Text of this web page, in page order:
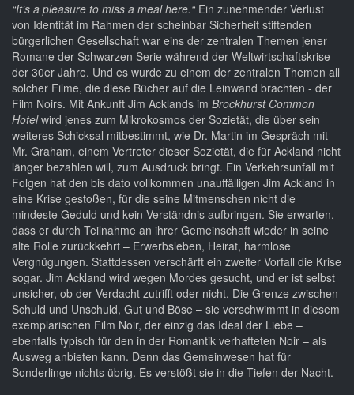
“It’s a pleasure to miss a meal here.“Ein zunehmender Verlust
von Identität im Rahmen der scheinbar Sicherheit stiftenden
bürgerlichen Gesellschaft war eins der zentralen Themen jener
Romane der Schwarzen Serie während der Weltwirtschaftskrise
der 30er Jahre. Und es wurde zu einem der zentralen Themen all
solcher Filme, die diese Bücher auf die Leinwand brachten - der
Film Noirs. Mit Ankunft Jim Acklands im Brockhurst Common
Hotelwird jenes zum Mikrokosmos der Sozietät, die über sein
weiteres Schicksal mitbestimmt, wie Dr. Martin im Gespräch mit
Mr. Graham, einem Vertreter dieser Sozietät, die für Ackland nicht
länger bezahlen will, zum Ausdruck bringt. Ein Verkehrsunfall mit
Folgen hat den bis dato vollkommen unauffälligen Jim Ackland in
eine Krise gestoßen, für die seine Mitmenschen nicht die
mindeste Geduld und kein Verständnis aufbringen. Sie erwarten,
dass er durch Teilnahme an ihrer Gemeinschaft wieder in seine
alte Rolle zurückkehrt – Erwerbsleben, Heirat, harmlose
Vergnügungen. Stattdessen verschärft ein zweiter Vorfall die Krise
sogar. Jim Ackland wird wegen Mordes gesucht, und er ist selbst
unsicher, ob der Verdacht zutrifft oder nicht. Die Grenze zwischen
Schuld und Unschuld, Gut und Böse – sie verschwimmt in diesem
exemplarischen Film Noir, der einzig das Ideal der Liebe –
ebenfalls typisch für den in der Romantik verhafteten Noir – als
Ausweg anbieten kann. Denn das Gemeinwesen hat für
Sonderlinge nichts übrig. Es verstößt sie in die Tiefen der Nacht.